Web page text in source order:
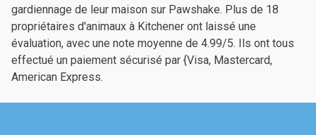
gardiennage de leur maison sur Pawshake. Plus de 18
propriétaires d'animaux à Kitchener ont laissé une
évaluation, avec une note moyenne de 4.99/5. Ils ont tous
effectué un paiement sécurisé par {Visa, Mastercard,
American Express.